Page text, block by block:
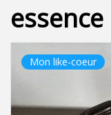
essence
Mon like-coeur